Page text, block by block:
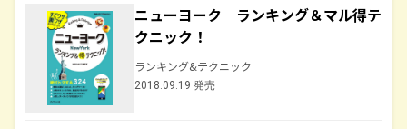
ニューヨーク ランキング＆マル得テ
クニック！
ランキング&テクニック
2018.09.19 発売